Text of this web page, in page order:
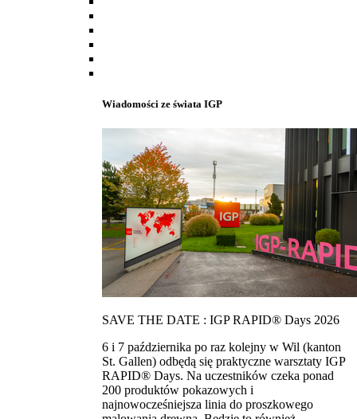
Wiadomości ze świata IGP
SAVE THE DATE : IGP RAPID® Days 2026
6 i 7 października po raz kolejny w Wil (kanton
St. Gallen) odbędą się praktyczne warsztaty IGP
RAPID® Days. Na uczestników czeka ponad
200 produktów pokazowych i
najnowocześniejsza linia do proszkowego